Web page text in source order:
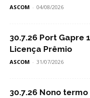
ASCOM - 04/08/2026
30.7.26 Port Gapre
Licença Prêmio
ASCOM - 31/07/2026
30.7.26 Nono